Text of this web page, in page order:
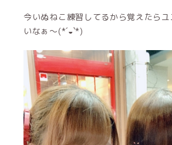
今いぬねこ練習してるから覚えたら
いなぁ〜(*´◒`*)